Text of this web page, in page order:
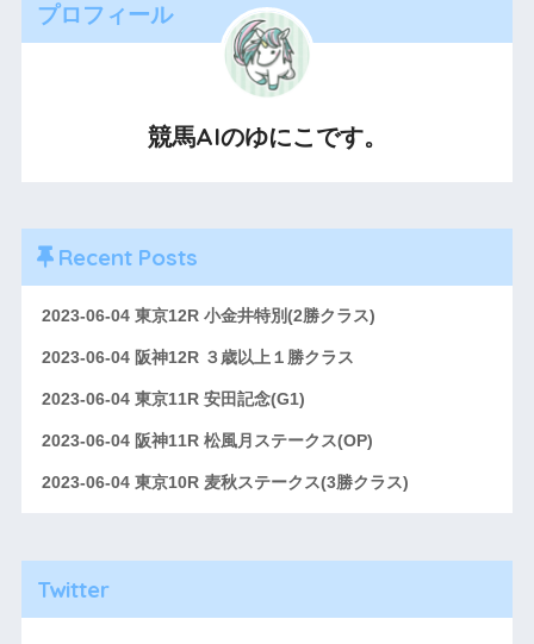
プロフィール
競馬AIのゆにこです。
Recent Posts
2023-06-04 東京12R 小金井特別(2勝クラス)
2023-06-04 阪神12R ３歳以上１勝クラス
2023-06-04 東京11R 安田記念(G1)
2023-06-04 阪神11R 松風月ステークス(OP)
2023-06-04 東京10R 麦秋ステークス(3勝クラス)
Twitter